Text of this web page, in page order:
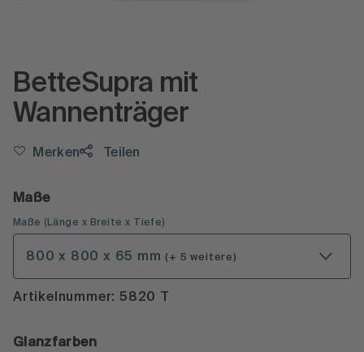
BetteSupra mit
Wannenträger
Merken Teilen
Maße
Maße ( Länge x Breite x Tiefe)
800 x 800 x 65 mm (+ 5 weitere)
Artikelnummer: 5820 T
Glanzfarben